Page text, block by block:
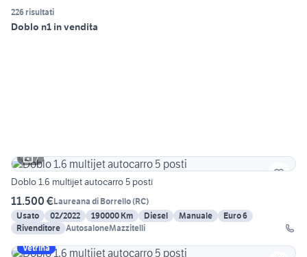
226 risultati
Doblo n1 in vendita
7
Doblo 1.6 multijet autocarro 5 posti
11.500 €Laureana di Borrello(RC)
Usato
02/2022 190000 Km Diesel Manuale
Euro 6
Rivenditore AutosaloneMazzitelli
Vetrina